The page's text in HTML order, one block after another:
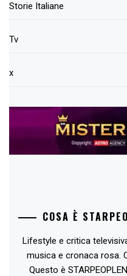
Storie Italiane
Tv
x
COSA È
Lifestyle e critica
musica e cronaca rosa.
Questo è